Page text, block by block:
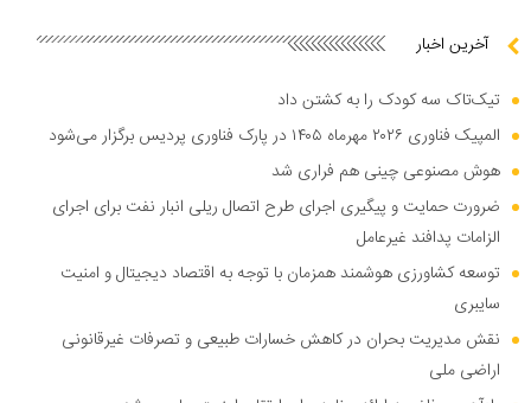
آخرین اخبار
تیک‌تاک سه کودک را به کشتن داد
المپیک فناوری ۲۰۲۶ مهرماه ۱۴۰۵ در پارک فناوری پردیس برگزار می‌شود
هوش مصنوعی چینی هم فراری شد
ضرورت حمایت و پیگیری اجرای طرح اتصال ریلی انبار نفت برای اجرای
الزامات پدافند غیرعامل
توسعه کشاورزی هوشمند همزمان با توجه به اقتصاد دیجیتال و امنیت
سایبری
نقش مدیریت بحران در کاهش خسارات طبیعی و تصرفات غیرقانونی
اراضی ملی